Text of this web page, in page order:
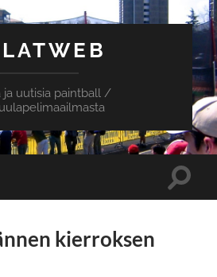
ja uutisia paintball /
Toggle
kierroksen